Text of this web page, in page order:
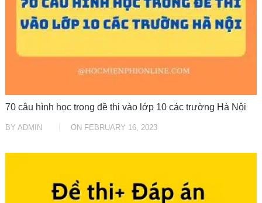
70 câu hình học trong đề thi vào lớp 10 các trường Hà Nội
BY ADMIN ON FEBRUARY 16, 2023